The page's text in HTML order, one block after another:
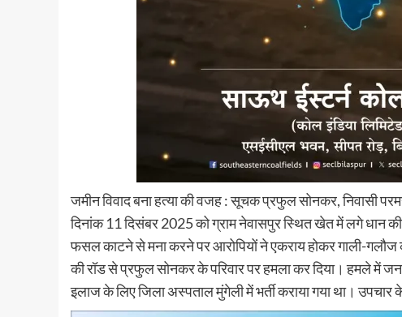
जमीन विवाद बना हत्या की वजह : सूचक प्रफुल सोनकर, निवासी
दिनांक 11 दिसंबर 2025 को ग्राम नेवासपुर स्थित खेत में लगे धान
फसल काटने से मना करने पर आरोपियों ने एकराय होकर गाली-गलौज
की रॉड से प्रफुल सोनकर के परिवार पर हमला कर दिया। हमले में
इलाज के लिए जिला अस्पताल मुंगेली में भर्ती कराया गया था। उपचार